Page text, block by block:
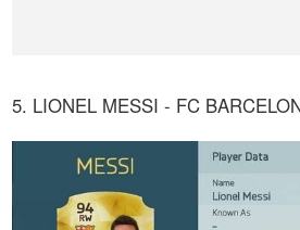
5. LIONEL MESSI - FC